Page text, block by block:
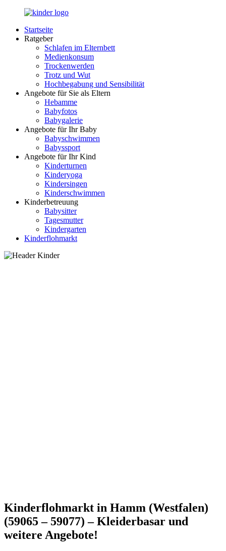
Zurück
Inhalt
LuckyKids.de
Das
Nachwuchs
Startseite
Ratgeber
Schlafen im Elternbett
Medienkonsum
Trockenwerden
Trotz und Wut
Hochbegabung und Sensibilität
Angebote für Sie als Eltern
Hebamme
Babyfotos
Babygalerie
Angebote für Ihr Baby
Babyschwimmen
Babyssport
Angebote für Ihr Kind
Kinderturnen
Kinderyoga
Kindersingen
Kinderschwimmen
Kinderbetreuung
Babysitter
Tagesmutter
Kindergarten
Kinderflohmarkt
Kinderflohmarkt in Hamm (Westfalen)
(59065 – 59077) – Kleiderbasar und
weitere Angebote!